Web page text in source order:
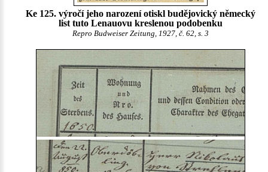
Ke 125. výročí jeho narození otiskl budějovický německý
list tuto Lenauovu kreslenou podobenku
Repro Budweiser Zeitung, 1927, č. 62, s. 3